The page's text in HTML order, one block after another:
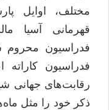
مختلف، اوایل
قهرمانی آسیا
فدراسیون
رقابت‌های جهانی
ذکر خود را مثل